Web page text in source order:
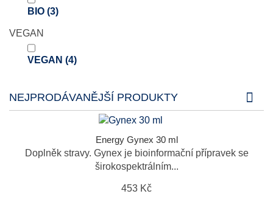
BIO (3)
VEGAN
VEGAN (4)
NEJPRODÁVANĚJŠÍ PRODUKTY
Energy Gynex 30 ml
Doplněk stravy. Gynex je bioinformační přípravek se
širokospektrálním...
453 Kč